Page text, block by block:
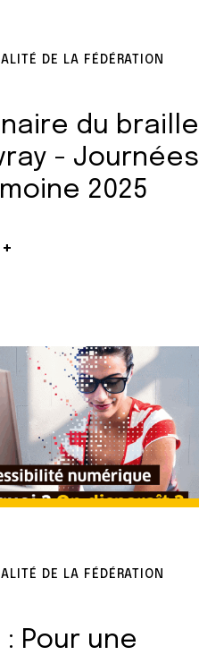
du braille
- Journées
2025
DE LA FÉDÉRATION
Pour une
DE LA FÉDÉRATION